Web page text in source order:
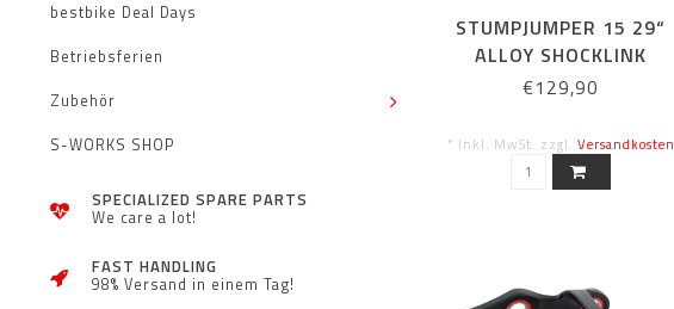
bestbike Deal Days
Betriebsferien
Zubehör
S-WORKS SHOP
SPECIALIZED SPARE PARTS
We care a lot!
FAST HANDLING
98% Versand in einem Tag!
STUMPJUMPER 15 29“
ALLOY SHOCKLINK
€129,90
* Inkl. MwSt. zzgl. Versandkosten